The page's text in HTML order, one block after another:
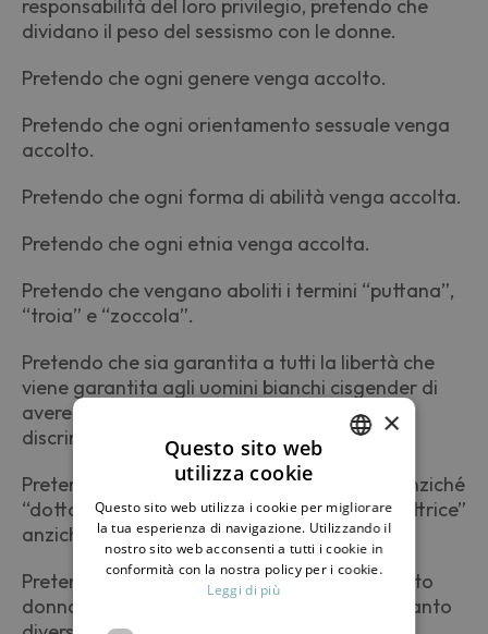
responsabilità del loro privilegio, pretendo che
dividano il peso del sessismo con le donne.
Pretendo che ogni genere venga accolto.
Pretendo che ogni orientamento sessuale venga
accolto.
Pretendo che ogni forma di abilità venga accolta.
Pretendo che ogni etnia venga accolta.
Pretendo che vengano aboliti i termini “puttana”,
“troia” e “zoccola”.
Pretendo che sia garantita a tutti la libertà che
viene garantita agli uomini bianchi cisgender di
avere una vita sessuale libera da ogni
discriminazione.
Pretendo di essere chiamata “dottoressa” anziché
“dottore”, “sindaca” anziché “sindaco”, “direttrice”
anziché “direttore”.
Pretendo di essere ascoltata sempre in quanto
donna, in quanto gay, in quanto ner* e in quanto
ENGLISH
×
Questo sito web
utilizza cookie
Questo sito web utilizza i cookie per migliorare
la tua esperienza di navigazione. Utilizzando il
nostro sito web acconsenti a tutti i cookie in
conformità con la nostra policy per i cookie.
Leggi di più